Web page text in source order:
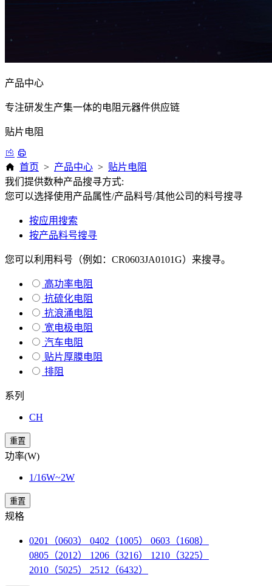
产品中心
专注研发生产集一体的电阻元器件供应链
贴片电阻
首页 > 产品中心 > 贴片电阻
我们提供数种产品搜寻方式:
您可以选择使用产品属性/产品料号/其他公司的料号搜寻
按应用搜索
按产品料号搜寻
您可以利用料号（例如：CR0603JA0101G）来搜寻。
高功率电阻
抗硫化电阻
抗浪涌电阻
宽电极电阻
汽车电阻
贴片厚膜电阻
排阻
系列
CH
重置
功率(W)
1/16W~2W
重置
规格
0201（0603） 0402（1005） 0603（1608）
0805（2012） 1206（3216） 1210（3225）
2010（5025） 2512（6432）